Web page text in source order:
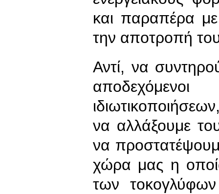
και παραπέρα
την αποτροπή
Αντί, να
να αλλάξουμε
να
χώρα μας η
των